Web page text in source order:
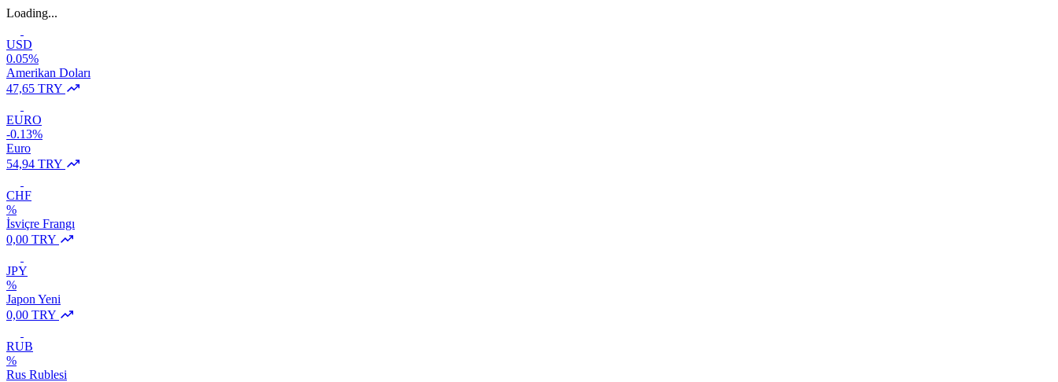
Loading...
USD
0.05%
Amerikan Doları
47,65 TRY
EURO
-0.13%
Euro
54,94 TRY
CHF
%
İsviçre Frangı
0,00 TRY
JPY
%
Japon Yeni
0,00 TRY
RUB
%
Rus Rublesi